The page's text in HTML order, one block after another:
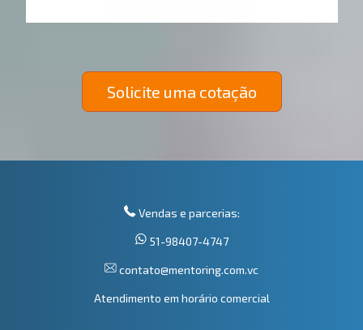
Solicite uma cotação
Vendas e parcerias:
51-98407-4747
contato@mentoring.com.vc
Atendimento em horário comercial